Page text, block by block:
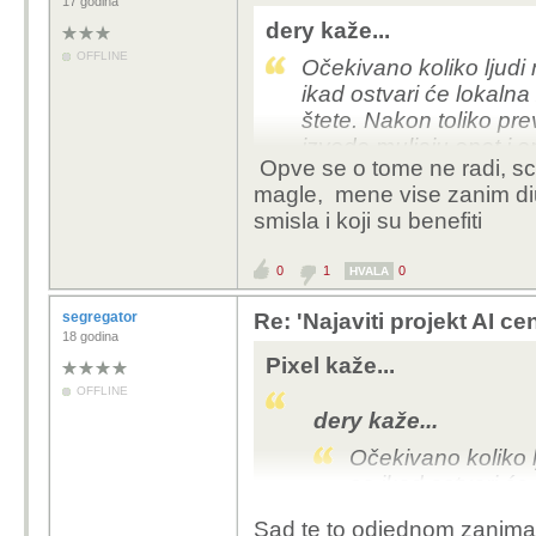
Po njima
nekoliko
1. "ogromno
kakvu
2. "sto mislis
Koliko točno
koliko
3. "mnoge
3 godine je
inženjer ili
A ovo ostralo,
ti ne vidiš
OFFLINE
dery kaže...
Očekivano koliko ljudi
ikad ostvari će
štete. Nakon toliko
izvode muljaju opet i
koliko god ih puta
tu promjene koliko
Opve se o tome ne radi,
magle, mene vise zanim
smisla i koji su benefiti
0 1 HVALA 0
segregator
18 godina
OFFLINE
Re: 'Najaviti projekt AI
Pixel kaže...
dery kaže...
Očekivano koliko
se ikad ostvari
Sad te to odjednom